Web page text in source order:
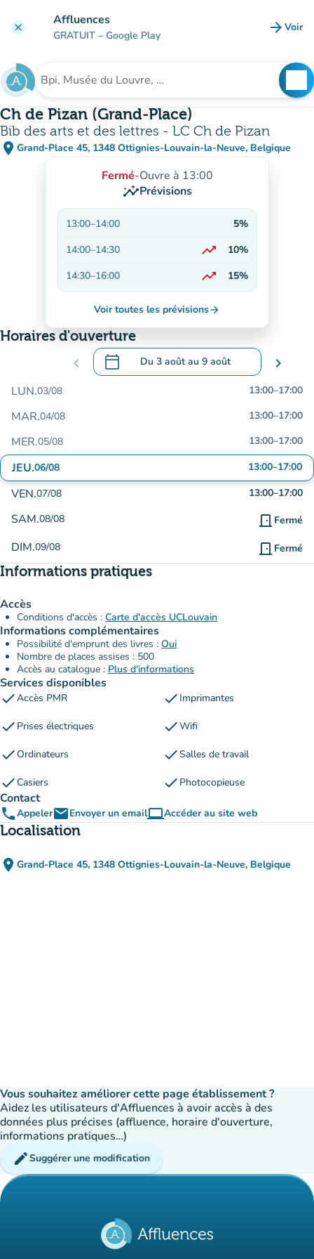
clear Affluences
GRATUIT – Google Play arrow_forward Voir
Rechercher un établissement
Ch de Pizan (Grand-Place)
Bib des arts et des lettres - LC Ch de Pizan
place Grand-Place 45, 1348 Ottignies-Louvain-la-Neuve, Belgique
(ouvrir dans Google Maps)
(nouvel onglet)
Fermé-Ouvre à 13:00
insightsPrévisions
13:00–14:00
5%
14:00–14:30 trending_up
10%
14:30–16:00 trending_up
En hausse
15%
Voir toutes les prévisionsarrow_forward
Horaires d'ouverture
chevron_left calendar_today Du 3 aoûtau 9 août
.Ouvrir le calendrier pour changer de
chevron_right
LUN.03/08 13:00–17:00
MAR.04/08 13:00–17:00
MER.05/08 13:00–17:00
JEU.06/08 13:00–17:00
VEN.07/08 13:00–17:00
SAM.08/08 door_front Fermé
DIM.09/08 door_front Fermé
Informations pratiques
Accès
Conditions d'accès : Carte d'accès UCLouvain
Informations complémentaires
Possibilité d'emprunt des livres : Oui
Nombre de places assises : 500
Accès au catalogue : Plus d'informations
Services disponibles
checkAccès PMR check Imprimantes
check Prises électriques checkWifi
checkOrdinateurs checkSalles de travail
checkCasiers check Photocopieuse
Contact
phoneAppeleremailEnvoyer un emailcomputerAccéder au site web
(nouvel onglet)
Localisation
place Grand-Place 45, 1348 Ottignies-Louvain-la-Neuve, Belgique
(ouvrir dans Google Maps)
(nouvel onglet)
Vous souhaitez améliorer cette page établissement ?
Aidez les utilisateurs d'Affluences à avoir accès à des
données plus précises (affluence, horaire d'ouverture,
informations pratiques…)
editSuggérer une modification